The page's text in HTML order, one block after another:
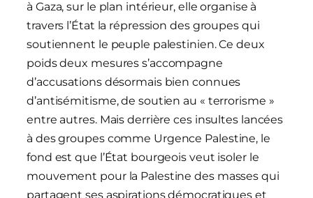
à Gaza, sur le plan intérieur, elle organise à
travers l’État la répression des groupes qui
soutiennent le peuple palestinien. Ce deux
poids deux mesures s’accompagne
d’accusations désormais bien connues
d’antisémitisme, de soutien au « terrorisme »
entre autres. Mais derrière ces insultes lancées
à des groupes comme Urgence Palestine, le
fond est que l’État bourgeois veut isoler le
mouvement pour la Palestine des masses qui
partagent ses aspirations démocratiques et